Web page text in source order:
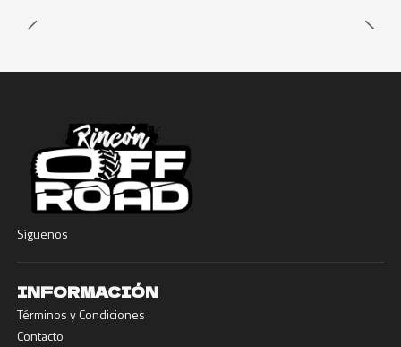
Síguenos
INFORMACIÓN
Términos y Condiciones
Contacto